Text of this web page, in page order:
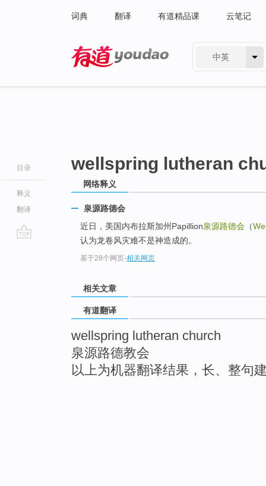
词典 翻译 有道精品课 云笔记
中英
目录
释义
翻译
wellspring lutheran
网络释义
泉源路德会
近日，美国内布拉斯加州Papillion泉源路德会 （
认为龙卷风灾难不是神造成的。
基于28个网页-相关网页
相关文章
有道翻译
wellspring lutheran church
泉源路德教会
以上为机器翻译结果，长、整句